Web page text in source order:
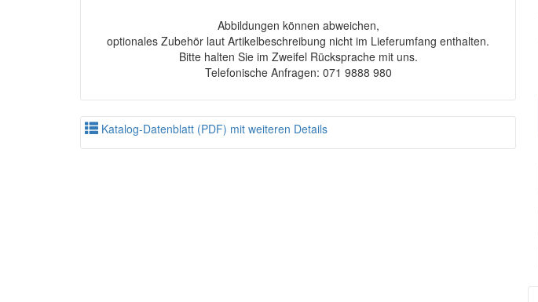
Abbildungen können abweichen,
optionales Zubehör laut Artikelbeschreibung nicht im Lieferumfang enthalten.
Bitte halten Sie im Zweifel Rücksprache mit uns.
Telefonische Anfragen: 071 9888 980
Katalog-Datenblatt (PDF) mit weiteren Details